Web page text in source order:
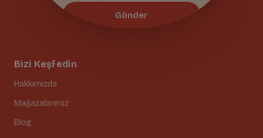
Bizi Keşfedin
Hakkımızda
Mağazalarımız
Blog
Gönder